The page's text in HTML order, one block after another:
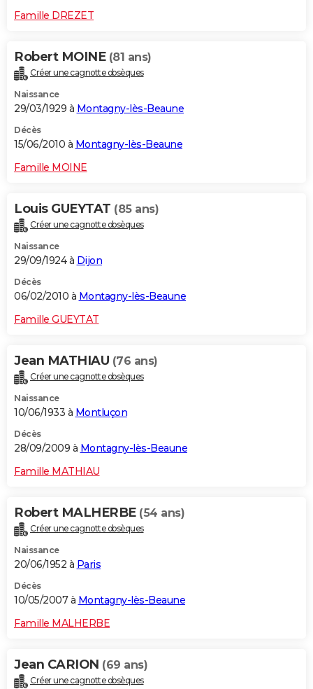
Famille DREZET
Robert MOINE (81 ans)
Créer une cagnotte obsèques
Naissance
29/03/1929 à Montagny-lès-Beaune
Décès
15/06/2010 à Montagny-lès-Beaune
Famille MOINE
Louis GUEYTAT (85 ans)
Créer une cagnotte obsèques
Naissance
29/09/1924 à Dijon
Décès
06/02/2010 à Montagny-lès-Beaune
Famille GUEYTAT
Jean MATHIAU (76 ans)
Créer une cagnotte obsèques
Naissance
10/06/1933 à Montluçon
Décès
28/09/2009 à Montagny-lès-Beaune
Famille MATHIAU
Robert MALHERBE (54 ans)
Créer une cagnotte obsèques
Naissance
20/06/1952 à Paris
Décès
10/05/2007 à Montagny-lès-Beaune
Famille MALHERBE
Jean CARION (69 ans)
Créer une cagnotte obsèques